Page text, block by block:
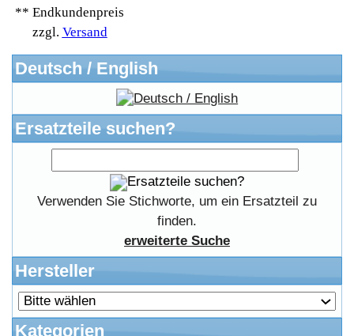
FAQ Hilfe
Bewerbungen
Login
Information
FAQ
Kostenloser Bannertausch von Myeparts.de
Myeparts Handel Shop
Ersatzteile Gebrauchte Geldverdienen
Powered by